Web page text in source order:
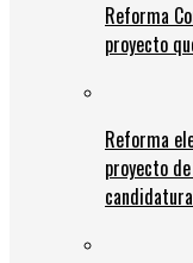
Reforma
proyecto
Reforma
proyecto